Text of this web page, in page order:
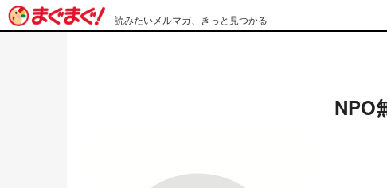
読みたいメルマガ、きっと見つかる
NPO